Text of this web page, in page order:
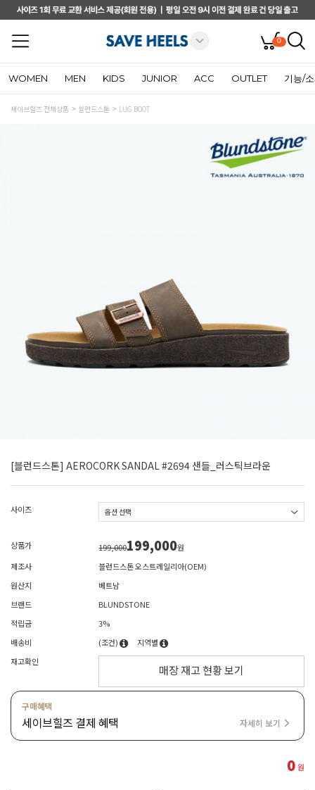
0
WOMEN MEN KIDS JUNIOR ACC OUTLET 기능/
세이브힐즈 전체상품 블런드스톤 LUG BOOT
[블런드스톤] AEROCORK SANDAL #2694 샌들_러스틱브라운
사이즈
상품가 199,000199,000원
제조사
블런드스톤 오스트레일리아(OEM)
원산지
베트남
브랜드
BLUNDSTONE
적립금
3%
배송비
(조건)
지역별
재고확인
매장 재고 현황 보기
구매혜택
세이브힐즈 결제 혜택 자세히 보기
0원